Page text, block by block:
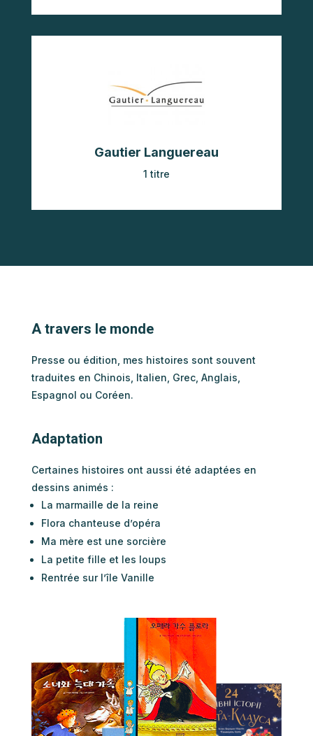
Gautier Languereau
1 titre
A travers le monde
Presse ou édition, mes histoires sont souvent
traduites en Chinois, Italien, Grec, Anglais,
Espagnol ou Coréen.
Adaptation
Certaines histoires ont aussi été adaptées en
dessins animés :
La marmaille de la reine
Flora chanteuse d’opéra
Ma mère est une sorcière
La petite fille et les loups
Rentrée sur l’île Vanille